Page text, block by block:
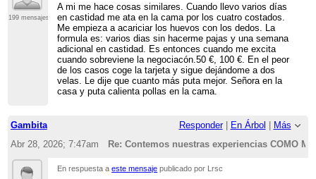
199 mensajes
A mi me hace cosas similares. Cuando llevo varios días
en castidad me ata en la cama por los cuatro costados.
Me empieza a acariciar los huevos con los dedos. La
formula es: varios dias sin hacerme pajas y una semana
adicional en castidad. Es entonces cuando me excita
cuando sobreviene la negociacón.50 €, 100 €. En el peor
de los casos coge la tarjeta y sigue dejándome a dos
velas. Le dije que cuanto más puta mejor. Señora en la
casa y puta calienta pollas en la cama.
Gambita Responder| En Árbol
Más
Abr 28, 2026; 7:47am
Re: Contemos nuestras experiencias COMO
En respuesta aeste mensaje publicado por Lrsc